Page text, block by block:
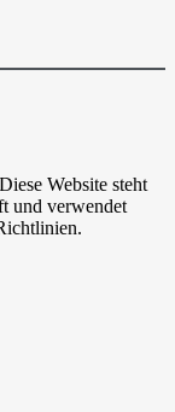
Website steht
und verwendet